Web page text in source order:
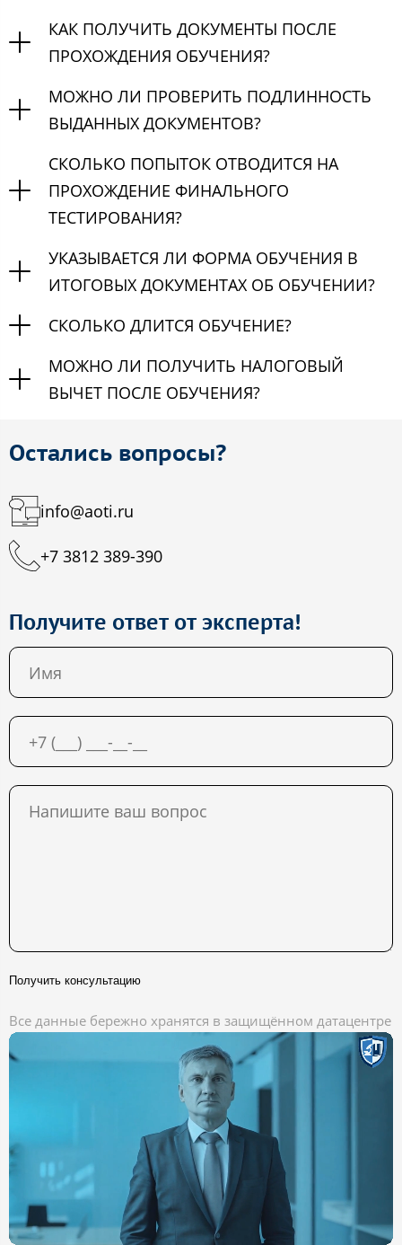
КАК ПОЛУЧИТЬ ДОКУМЕНТЫ ПОСЛЕ
ПРОХОЖДЕНИЯ ОБУЧЕНИЯ?
МОЖНО ЛИ ПРОВЕРИТЬ ПОДЛИННОСТЬ
ВЫДАННЫХ ДОКУМЕНТОВ?
СКОЛЬКО ПОПЫТОК ОТВОДИТСЯ НА
ПРОХОЖДЕНИЕ ФИНАЛЬНОГО
ТЕСТИРОВАНИЯ?
УКАЗЫВАЕТСЯ ЛИ ФОРМА ОБУЧЕНИЯ В
ИТОГОВЫХ ДОКУМЕНТАХ ОБ ОБУЧЕНИИ?
СКОЛЬКО ДЛИТСЯ ОБУЧЕНИЕ?
МОЖНО ЛИ ПОЛУЧИТЬ НАЛОГОВЫЙ
ВЫЧЕТ ПОСЛЕ ОБУЧЕНИЯ?
Остались вопросы?
info@aoti.ru
+7 3812 389-390
Получите ответ от эксперта!
Получить консультацию
Все данные бережно хранятся в защищённом датацентре